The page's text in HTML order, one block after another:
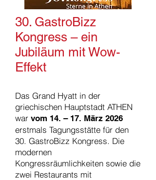
30. GastroBizz
Kongress – ein
Jubiläum mit Wow-
Effekt
Das Grand Hyatt in der
griechischen Hauptstadt ATHEN
war vom 14. – 17. März 2026
erstmals Tagungsstätte für den
30. GastroBizz Kongress. Die
modernen
Kongressräumlichkeiten sowie die
zwei Restaurants mit